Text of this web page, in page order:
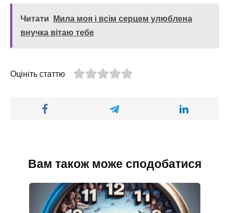
Читати
Мила моя і всім серцем улюблена
внучка вітаю тебе
Оцініть статтю
Вам також може сподобатися